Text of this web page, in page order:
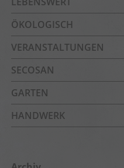
ÖKOLOGISCH
VERANSTALTUNGEN
SECOSAN
GARTEN
HANDWERK